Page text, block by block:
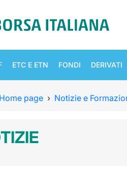
ETC E ETN FONDI DERIVATI
Home page › Notizie e